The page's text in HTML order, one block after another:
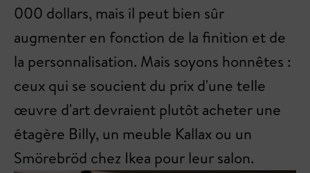
000 dollars, mais il peut bien sûr
augmenter en fonction de la finition et de
la personnalisation. Mais soyons honnêtes :
ceux qui se soucient du prix d'une telle
œuvre d'art devraient plutôt acheter une
étagère Billy, un meuble Kallax ou un
Smörebröd chez Ikea pour leur salon.